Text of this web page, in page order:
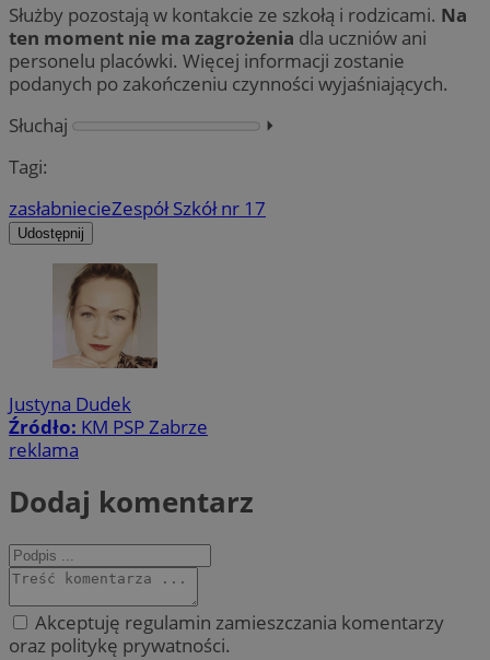
Służby pozostają w kontakcie ze szkołą i rodzicami. Na
ten moment nie ma zagrożenia dla uczniów ani
personelu placówki. Więcej informacji zostanie
podanych po zakończeniu czynności wyjaśniających.
Słuchaj
⏵︎
Tagi:
zasłabniecieZespół Szkół nr 17
Udostępnij
Justyna Dudek
Źródło: KM PSP Zabrze
reklama
Dodaj komentarz
Akceptuję regulamin zamieszczania komentarzy
oraz politykę prywatności.